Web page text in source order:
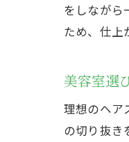
をしながら
ため、仕上
美容室選
理想のヘア
の切り抜き